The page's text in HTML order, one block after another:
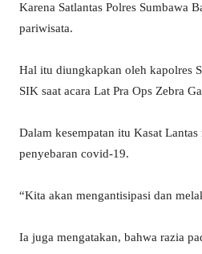
Karena Satlantas Polres Sumbawa
pariwisata.
Hal itu diungkapkan oleh kapolres
SIK saat acara Lat Pra Ops Zebra
Dalam kesempatan itu Kasat
penyebaran covid-19.
“Kita akan mengantisipasi dan
Ia juga mengatakan, bahwa razia